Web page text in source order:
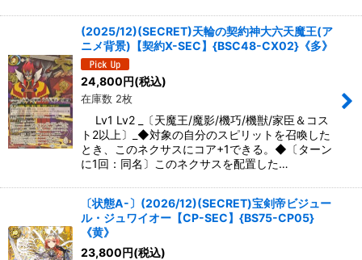
(2025/12)(SECRET)天輪の契約神大六天魔王(ア
ニメ背景)【契約X-SEC】{BSC48-CX02}《多》
24,800円(税込)
在庫数 2枚
Lv1 Lv2 _〔天魔王/魔影/機巧/機獣/家臣＆コス
ト2以上〕_◆対象の自分のスピリットを召喚した
とき、このネクサスにコア+1できる。◆〔ターン
に1回：同名〕このネクサスを配置した…
〔状態A-〕(2026/12)(SECRET)宝剣帝ビジュー
ル・ジュワイオー【CP-SEC】{BS75-CP05}
《黄》
23,800円(税込)